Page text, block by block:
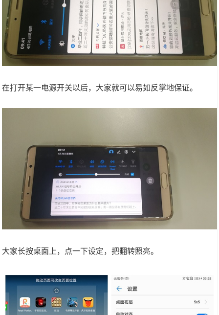
在打开某一电源开关以后，大家就可以易如反掌地保证。
大家长按桌面上，点一下设定，把翻转照亮。